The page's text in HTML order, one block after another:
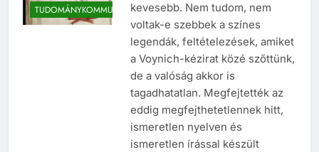
TUDOMÁNYKOMMUNIKÁCIÓkevesebb. Nem tudom, nem
voltak-e szebbek a színes
legendák, feltételezések, amiket
a Voynich-kézirat közé szőttünk,
de a valóság akkor is
tagadhatatlan. Megfejtették az
eddig megfejthetetlennek hitt,
ismeretlen nyelven és
ismeretlen írással készült